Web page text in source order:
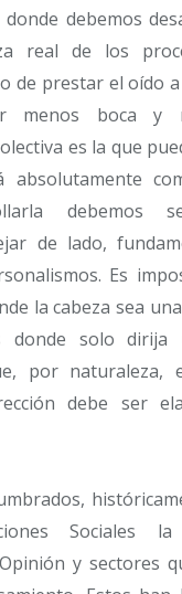
donde debemos
real de los
de prestar el oído
menos boca y
es la que
absolutamente
debemos
de lado,
Es
la cabeza sea
donde solo dirija
por naturaleza,
debe ser
Sociales
y sectores